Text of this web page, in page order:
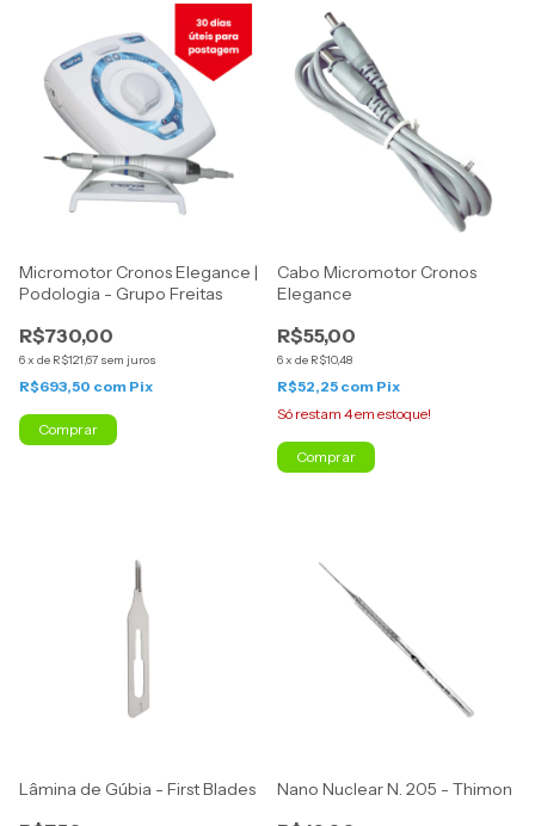
Micromotor Cronos Elegance |
Podologia - Grupo Freitas
R$730,00
6x de R$121,67 sem juros
R$693,50 com Pix
Cabo Micromotor Cronos
Elegance
R$55,00
6x de R$10,48
R$52,25 com Pix
Só restam 4em estoque!
Lâmina de Gúbia - First Blades Nano Nuclear N. 205 - Thimon